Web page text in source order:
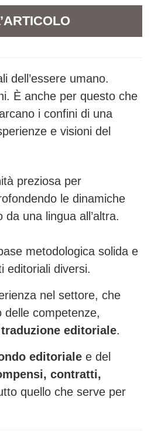
dell’essere umano.
È anche per questo che
i confini di una
e visioni del
preziosa per
le dinamiche
una lingua all’altra.
metodologica solida e
editoriali diversi.
nel settore, che
competenze,
traduzione editoriale.
editoriale e del
contratti,
quello che serve per